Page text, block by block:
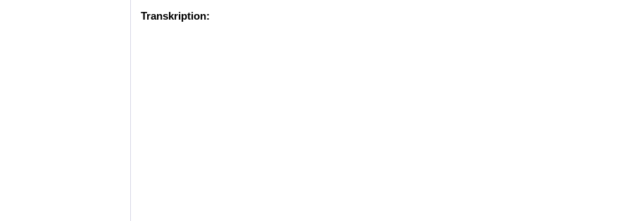
Transkription: